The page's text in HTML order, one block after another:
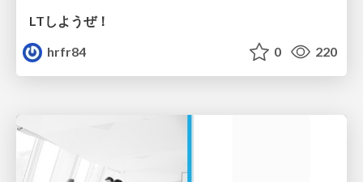
LTしようぜ！
hrfr84
0 220